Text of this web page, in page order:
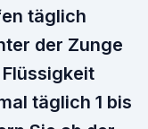
täglich
der Zunge
täglich 1 bis